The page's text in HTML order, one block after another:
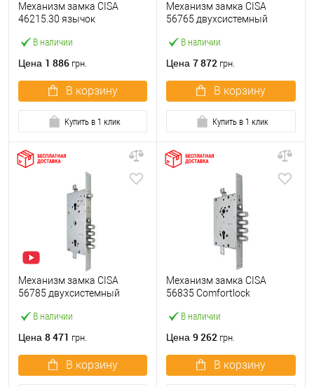
В наличии
Механизм замка CISA
46215.30 язычок
нержавеющая сталь
Цена 1 886 грн.
В корзину
Купить в 1 клик
В наличии
Механизм замка CISA
56765 двухсистемный
взаимосвязан с блок. без
Цена 7 872 грн.
В корзину
Купить в 1 клик
В наличии
Механизм замка CISA
56785 двухсистемный
(BS67,5*85мм)
блокировкой
Цена 8 471 грн.
В корзину
В наличии
Механизм замка CISA
56835 Comfortlock
матовый
Цена 9 262 грн.
В корзину